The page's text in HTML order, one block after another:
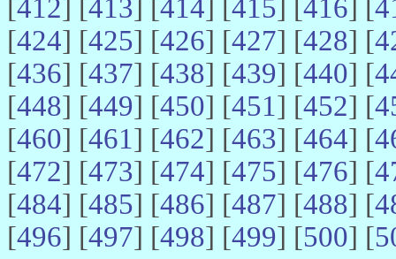
[412] [413] [414] [415] [416] [
[424] [425] [426] [427] [428] [
[436] [437] [438] [439] [440] [
[448] [449] [450] [451] [452] [
[460] [461] [462] [463] [464] [
[472] [473] [474] [475] [476] [
[484] [485] [486] [487] [488] [
[496] [497] [498] [499] [500] [